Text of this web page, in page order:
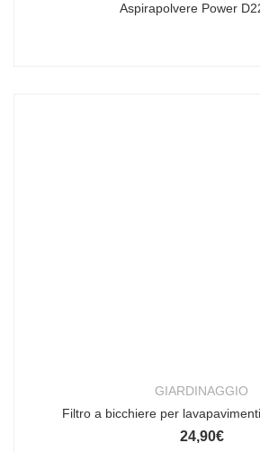
Aspirapolvere Power
GIARDINAGGIO
Filtro a bicchiere per
24,90€